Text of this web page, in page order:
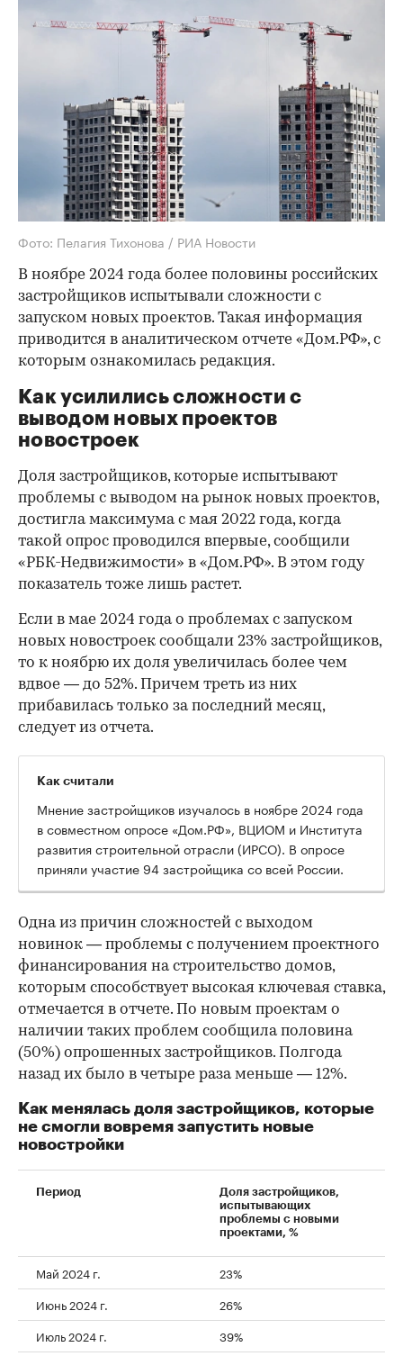
Фото: Пелагия Тихонова / РИА Новости
В ноябре 2024 года более половины российских
застройщиков испытывали сложности с
запуском новых проектов. Такая информация
приводится в аналитическом отчете «Дом.РФ», с
которым ознакомилась редакция.
Как усилились сложности с
выводом новых проектов
новостроек
Доля застройщиков, которые испытывают
проблемы с выводом на рынок новых проектов,
достигла максимума с мая 2022 года, когда
такой опрос проводился впервые, сообщили
«РБК-Недвижимости» в «Дом.РФ». В этом году
показатель тоже лишь растет.
Если в мае 2024 года о проблемах с запуском
новых новостроек сообщали 23% застройщиков,
то к ноябрю их доля увеличилась более чем
вдвое — до 52%. Причем треть из них
прибавилась только за последний месяц,
следует из отчета.
Как считали
Мнение застройщиков изучалось в ноябре 2024 года
в совместном опросе «Дом.РФ», ВЦИОМ и Института
развития строительной отрасли (ИРСО). В опросе
приняли участие 94 застройщика со всей России.
Одна из причин сложностей с выходом
новинок — проблемы с получением проектного
финансирования на строительство домов,
которым способствует высокая ключевая ставка,
отмечается в отчете. По новым проектам о
наличии таких проблем сообщила половина
(50%) опрошенных застройщиков. Полгода
назад их было в четыре раза меньше — 12%.
Как менялась доля застройщиков, которые
не смогли вовремя запустить новые
новостройки
Период
Доля застройщиков,
испытывающих
проблемы с новыми
проектами, %
Май 2024 г.
23%
Июнь 2024 г.
26%
Июль 2024 г.
39%